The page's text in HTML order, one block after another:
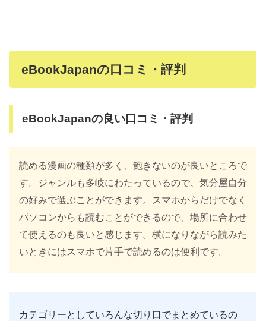
eBookJapanの口コミ・評判
eBookJapanの良い口コミ・評判
読める漫画の種類が多く、飽きないのが良いところで
す。ジャンルも多岐にわたっているので、気分屋自分
の好みで選ぶことができます。スマホからだけでなく
パソコンからも読むことができるので、場所に合わせ
て使えるのも良いと感じます。横になりながら読みた
いときにはスマホで片手で読めるのは便利です。
カテゴリーとしていろんな切り口でまとめているの